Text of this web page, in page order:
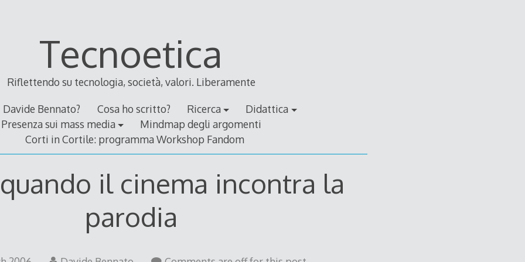
Tecnoetica
Riflettendo su tecnologia, società, valori. Liberamente
Davide Bennato? Cosa ho scritto? Ricerca
Didattica
Presenza sui mass media
Mindmap degli argomenti
Corti in Cortile: programma Workshop Fandom
il cinema incontra la
parodia